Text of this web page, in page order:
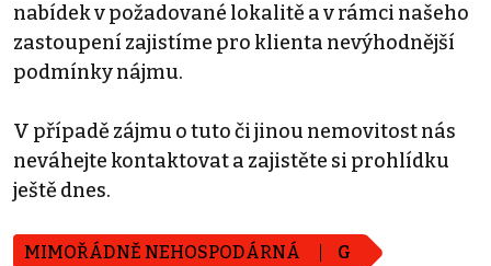
nabídek v požadované lokalitě a v rámci našeho
zastoupení zajistíme pro klienta nevýhodnější
podmínky nájmu.
V případě zájmu o tuto či jinou nemovitost nás
neváhejte kontaktovat a zajistěte si prohlídku
ještě dnes.
MIMOŘÁDNĚ NEHOSPODÁRNÁ G